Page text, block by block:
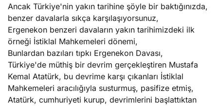
Ancak Türkiye'nin yakın tarihine şöyle bir baktığınızda,
benzer davalarla sıkça karşılaşıyorsunuz,
Ergenekon benzeri davaların yakın tarihimizdeki ilk
örneği İstiklal Mahkemeleri dönemi,
Bunlardan bazıları tıpkı Ergenekon Davası,
Türkiye'de müthiş bir devrim gerçekleştiren Mustafa
Kemal Atatürk, bu devrime karşı çıkanları İstiklal
Mahkemeleri aracılığıyla susturmuş, pasifize etmiş,
Atatürk, cumhuriyeti kurup, devrimlerini başlattıktan